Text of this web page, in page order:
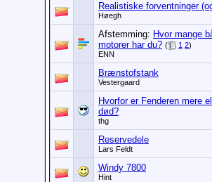
Realistiske forventninger
Høegh
Afstemming: Hvor mange
motorer har du? ( 1 2)
ENN
Brænstofstank
Vestergaard
Hvorfor er Fenderen mere
død?
thg
Reservedele
Lars Feldt
Windy 7800
Hint